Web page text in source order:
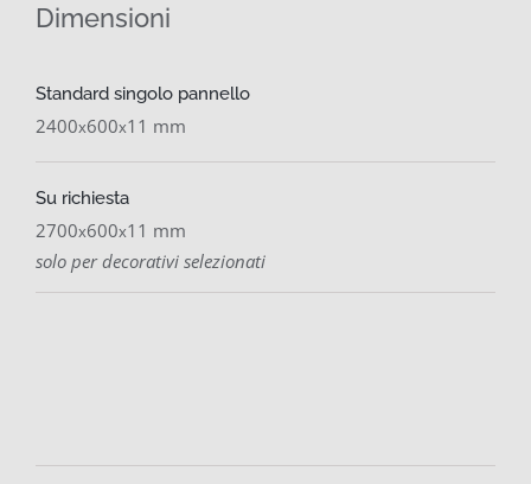
Dimensioni
Standard singolo pannello
2400x600x11 mm
Su richiesta
2700x600x11 mm
solo per decorativi selezionati